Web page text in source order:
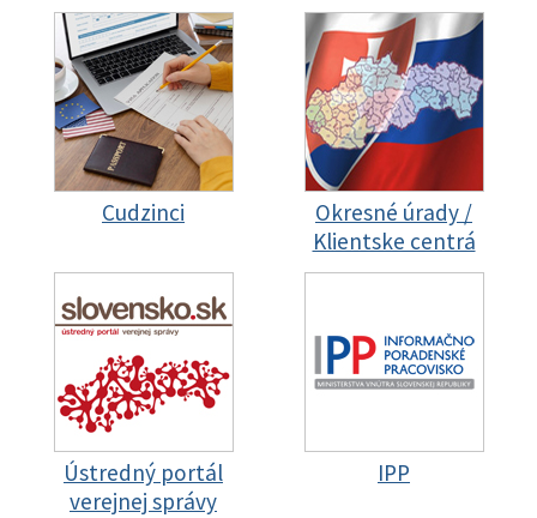
Cudzinci
Okresné úrady /
Klientske centrá
Ústredný portál
verejnej správy
IPP